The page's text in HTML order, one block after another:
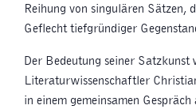
Reihung von singulären Sätzen,
Geflecht tiefgründiger
Der Bedeutung seiner Satzkunst
Literaturwissenschaftler
in einem gemeinsamen